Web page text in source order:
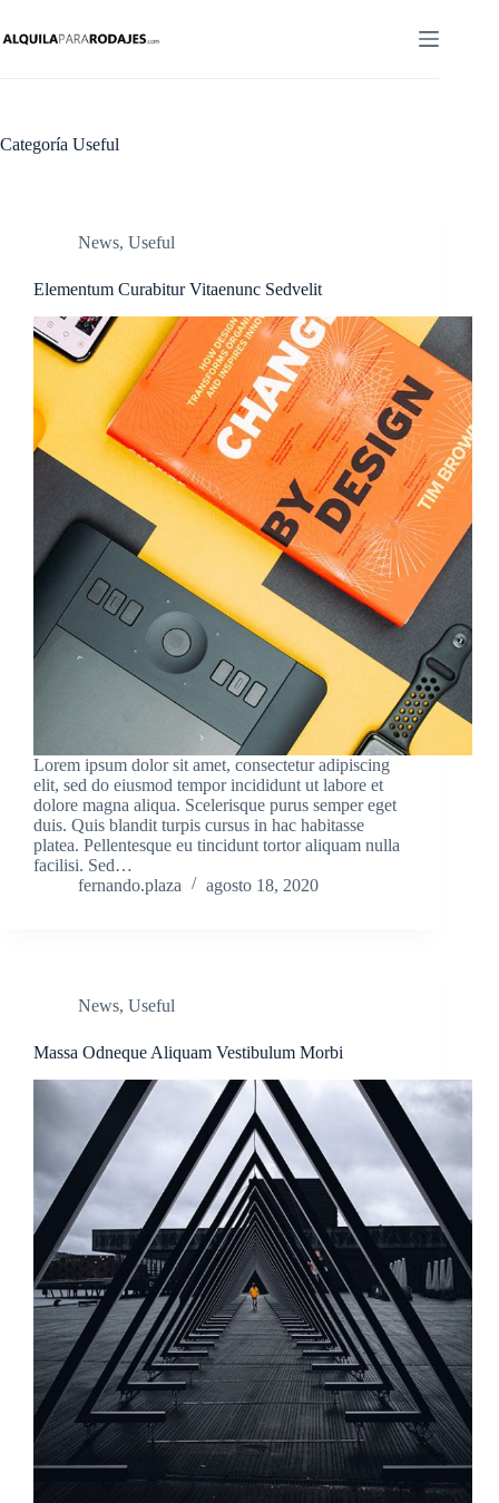
contenido
Categoría Useful
News, Useful
Elementum Curabitur Vitaenunc Sedvelit
Lorem ipsum dolor sit amet, consectetur adipiscing
elit, sed do eiusmod tempor incididunt ut labore et
dolore magna aliqua. Scelerisque purus semper eget
duis. Quis blandit turpis cursus in hac habitasse
platea. Pellentesque eu tincidunt tortor aliquam nulla
facilisi. Sed…
fernando.plaza
agosto 18, 2020
News, Useful
Massa Odneque Aliquam Vestibulum Morbi